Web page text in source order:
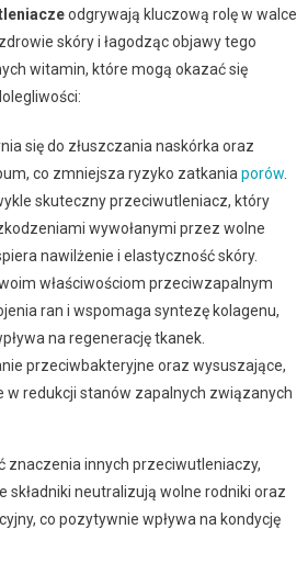
odgrywają kluczową rolę w walce
skóry i łagodząc objawy tego
witamin, które mogą okazać się
się do złuszczania naskórka oraz
co zmniejsza ryzyko zatkania porów.
skuteczny przeciwutleniacz, który
wywołanymi przez wolne
nawilżenie i elastyczność skóry.
właściwościom przeciwzapalnym
ran i wspomaga syntezę kolagenu,
na regenerację tkanek.
przeciwbakteryjne oraz wysuszające,
w redukcji stanów zapalnych związanych
znaczenia innych przeciwutleniaczy,
składniki neutralizują wolne rodniki oraz
co pozytywnie wpływa na kondycję